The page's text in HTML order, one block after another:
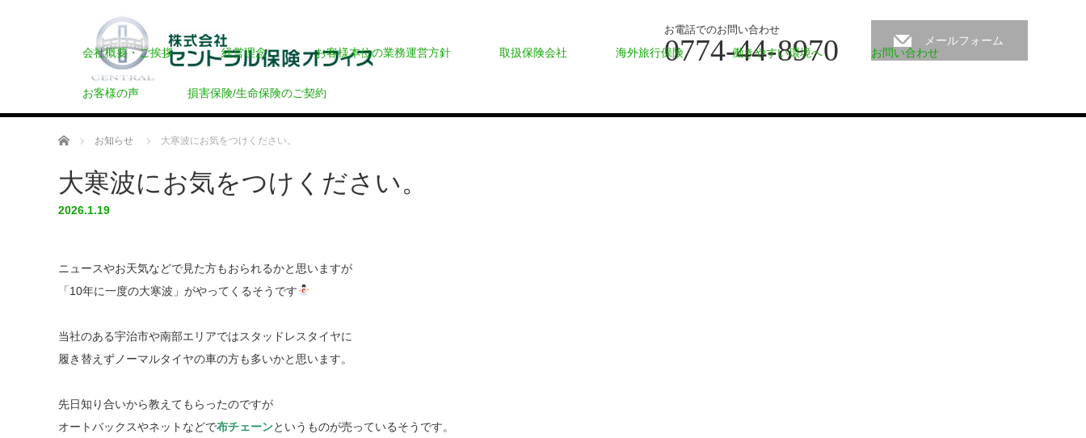
お電話でのお問い合わせ
0774-44-8970
メールフォーム
会社概要・ご挨拶
経営理念 お客様本位の業務運営方針 取扱保険会社 海外旅行保険 働きやすい環境へ お問い合わせ
お客様の声 損害保険/生命保険のご契約
ホーム お知らせ 大寒波にお気をつけください。
大寒波にお気をつけください。
2026.1.19
ニュースやお天気などで見た方もおられるかと思いますが
「10年に一度の大寒波」がやってくるそうです
当社のある宇治市や南部エリアではスタッドレスタイヤに
履き替えずノーマルタイヤの車の方も多いかと思います。
先日知り合いから教えてもらったのですが
オートバックスやネットなどで布チェーンというものが売っているそうです。